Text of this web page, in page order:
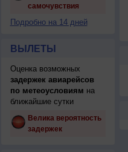
самочувствия
Подробно на 14 дней
ВЫЛЕТЫ
Оценка возможных
задержек авиарейсов
по метеоусловиям на
ближайшие сутки
Велика вероятность
задержек